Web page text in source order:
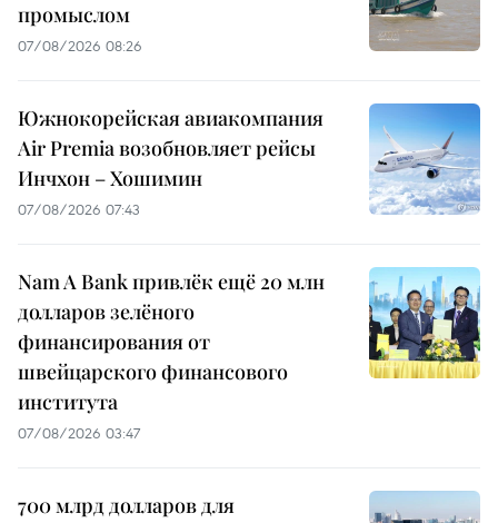
промыслом
07/08/2026 08:26
Южнокорейская авиакомпания
Air Premia возобновляет рейсы
Инчхон – Хошимин
07/08/2026 07:43
Nam A Bank привлёк ещё 20 млн
долларов зелёного
финансирования от
швейцарского финансового
института
07/08/2026 03:47
700 млрд долларов для